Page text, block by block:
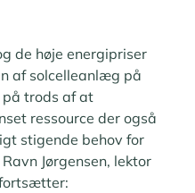
de høje energipriser
af solcelleanlæg på
på trods af at
ressource der også
stigende behov for
Jørgensen, lektor